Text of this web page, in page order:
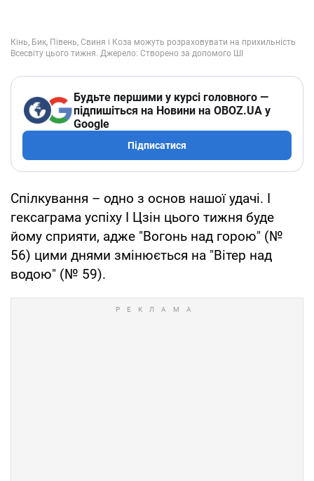
Будьте першими у курсі головного —
підпишіться на Новини на OBOZ.UA у
Google
Підписатися
Спілкування – одно з основ нашої удачі. І
гексаграма успіху І Цзін цього тижня буде
йому сприяти, адже "Вогонь над горою" (№
56) цими днями змінюється на "Вітер над
водою" (№ 59).